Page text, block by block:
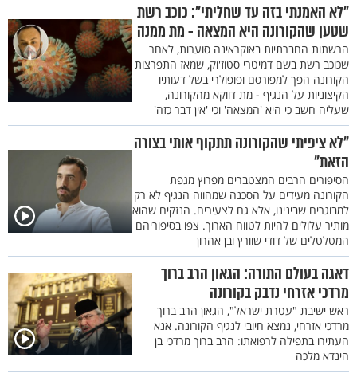
"לא האמנתי בזה עד שחליתי": כוכב רשת
שטען שהקורונה היא המצאה - מת ממנה
הרשתות החברתיות באוקראינה סוערות, לאחר
שכוכב רשת בשם דמיטרי סטוז'וק, שמאז התפרצות
הקורונה הפך למפורסם ופופולרי בשל דעותיו
הקיצוניות על הנגיף - מת דווקא מהקורונה,
שעליה חשב כי היא 'המצאה' וכי 'אין דבר כזה'
"לא ציפיתי שהקורונה תתקוף אותי בצורה
הזאת"
הסיפורים הרבים המצטברים מפרוץ מגפת
הקורונה מעידים על הסכנה שמהווה הנגיף לא רק
למבוגרים שבינינו, אלא גם לצעירים. הנזקים שהוא
מותיר עלולים להיות לטווח הארוך. צפו בסיפוריהם
המטלטלים של דודי שוורץ ובן אהרון
דאגה בעולם התורה: הגאון הרב ברוך
מרדכי אזרחי נדבק בקורונה
ראש ישיבת "עטרת ישראל", הגאון הרב ברוך
מרדכי אזרחי, נמצא חיובי לנגיף הקורונה. אנא
העתירו בתפילה לרפואתו: הרב ברוך מרדכי בן
הינדא מלכה